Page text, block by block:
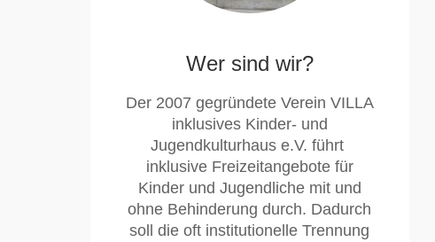
Wer sind wir?
Der 2007 gegründete Verein VILLA
inklusives Kinder- und
Jugendkulturhaus e.V. führt
inklusive Freizeitangebote für
Kinder und Jugendliche mit und
ohne Behinderung durch. Dadurch
soll die oft institutionelle Trennung